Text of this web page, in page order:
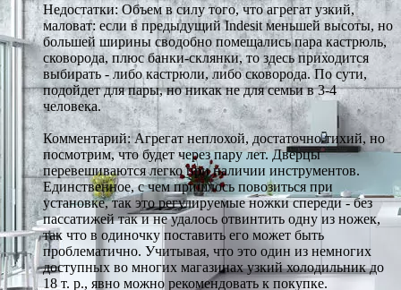
Недостатки: Объем в силу того, что агрегат узкий,
маловат: если в предыдущий Indesit меньшей высоты, но
большей ширины сводобно помещались пара кастрюль,
сковорода, плюс банки-склянки, то здесь приходится
выбирать - либо кастрюли, либо сковорода. По сути,
подойдет для пары, но никак не для семьи в 3-4
человека.
Комментарий: Агрегат неплохой, достаточно тихий, но
посмотрим, что будет через пару лет. Дверцы
перевешиваются легко при наличии инструментов.
Единственное, с чем пришлось повозиться при
установке, так это регулируемые ножки спереди - без
пассатижей так и не удалось отвинтить одну из ножек,
так что в одиночку поставить его может быть
проблематично. Учитывая, что это один из немногих
доступных во многих магазинах узкий холодильник до
18 т. р., явно можно рекомендовать к покупке.